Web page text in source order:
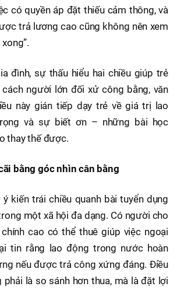
có quyền áp đặt thiếu cảm thông, và
trả lương cao cũng không nên xem
đình, sự thấu hiểu hai chiều giúp trẻ
người lớn đối xử công bằng, văn
này gián tiếp dạy trẻ về giá trị lao
và sự biết ơn – những bài học
thay thế được.
bằng góc nhìn cân bằng
ý kiến trái chiều quanh bài tuyển dụng
một xã hội đa dạng. Có người cho
cao có thể thuê giúp việc ngoại
tin rằng lao động trong nước hoàn
nếu được trả công xứng đáng. Điều
là so sánh hơn thua, mà là đặt lợi